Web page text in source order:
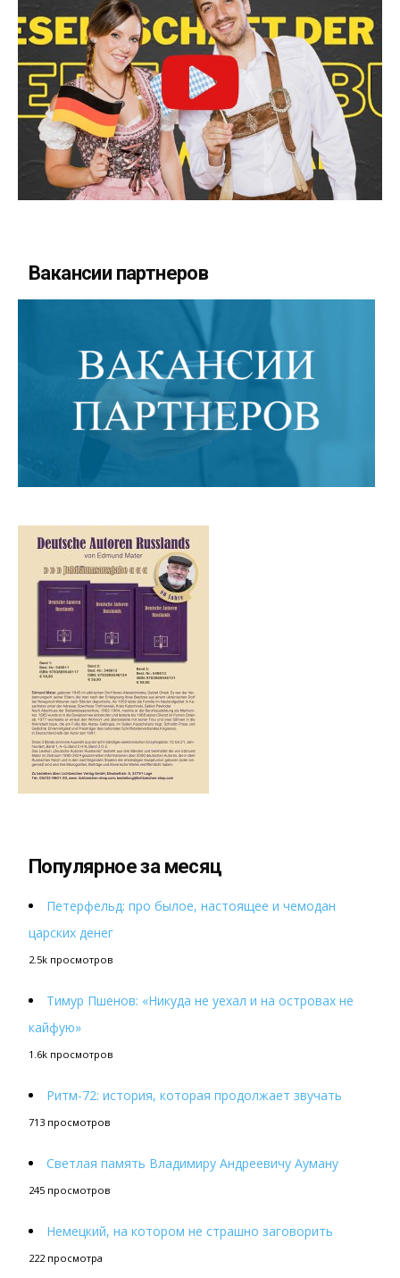
Вакансии партнеров
Популярное за месяц
Петерфельд: про былое, настоящее и чемодан
царских денег
2.5k просмотров
Тимур Пшенов: «Никуда не уехал и на островах не
кайфую»
1.6k просмотров
Ритм-72: история, которая продолжает звучать
713 просмотров
Светлая память Владимиру Андреевичу Ауману
245 просмотров
Немецкий, на котором не страшно заговорить
222 просмотра